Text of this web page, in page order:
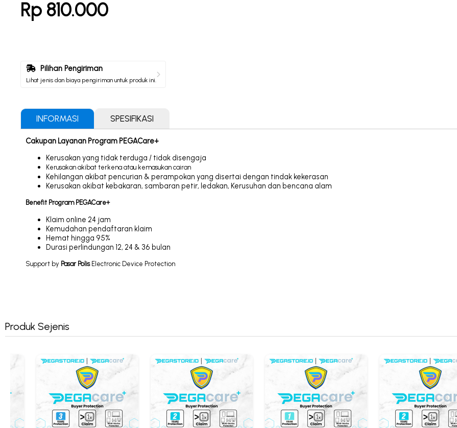
Rp 810.000
Pilihan Pengiriman
Lihat jenis dan biaya pengiriman untuk produk ini.
INFORMASI SPESIFIKASI
Cakupan Layanan Program PEGACare+
Kerusakan yang tidak terduga / tidak disengaja
Kerusakan akibat terkena atau kemasukan cairan
Kehilangan akibat pencurian & perampokan yang disertai dengan tindak kekerasan
Kerusakan akibat kebakaran, sambaran petir, ledakan, Kerusuhan dan bencana alam
Benefit Program PEGACare+
Klaim online 24 jam
Kemudahan pendaftaran klaim
Hemat hingga 95%
Durasi perlindungan 12, 24 & 36 bulan
Support by Pasar Polis Electronic Device Protection
Produk Sejenis